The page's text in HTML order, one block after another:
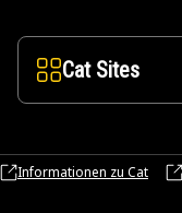
Cat Sites
Informationen zu Cat